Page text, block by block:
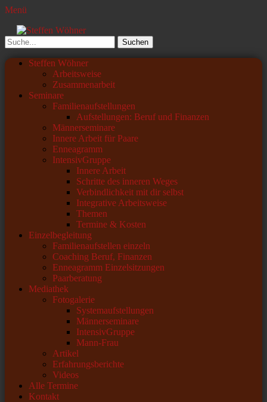
Menü
Steffen Wöhner
Lehrer und Seminarleiter
Suchen
nach:
Primäres
Zum
Steffen Wöhner
Arbeitsweise
Zusammenarbeit
Seminare
Familienaufstellungen
Aufstellungen: Beruf und Finanzen
Männerseminare
Innere Arbeit für Paare
Enneagramm
IntensivGruppe
Innere Arbeit
Schritte des inneren Weges
Verbindlichkeit mit dir selbst
Integrative Arbeitsweise
Themen
Termine & Kosten
Einzelbegleitung
Familienaufstellen einzeln
Coaching Beruf, Finanzen
Enneagramm Einzelsitzungen
Paarberatung
Mediathek
Fotogalerie
Systemaufstellungen
Männerseminare
IntensivGruppe
Mann-Frau
Artikel
Erfahrungsberichte
Videos
Alle Termine
Kontakt